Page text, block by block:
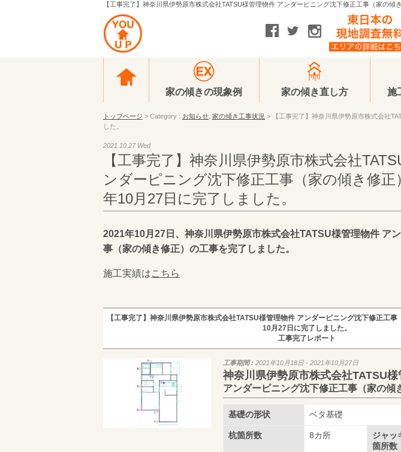
【工事完了】神奈川県伊勢原市株式会社TATSU様管理物件 アンダーピニング沈下修正工事（家の
家の傾きの現象例 家の傾き直し方 施
トップページ > Category : お知らせ 家の傾き工事状況 > 【工事完了】神奈川県伊勢原市株式会社
した。
2021.10.27 Wed
【工事完了】神奈川県伊勢原市株式会社
ンダーピニング沈下修正工事（家の傾き修正
年10月27日に完了しました。
2021年10月27日、神奈川県伊勢原市株式会社TATSU様管理物件 ア
事（家の傾き修正）の工事を完了しました。
施工実績はこちら
【工事完了】神奈川県伊勢原市株式会社TATSU様管理物件 アンダーピニング沈下修正工
10月27日に完了しました。
工事完了レポート
工事期間 : 2021年10月18日 - 2021年10月27日
神奈川県伊勢原市株式会社TATSU様
アンダーピニング沈下修正工事（家の傾
基礎の形状 ベタ基礎
杭箇所数 8カ所
ジャッ
箇所数